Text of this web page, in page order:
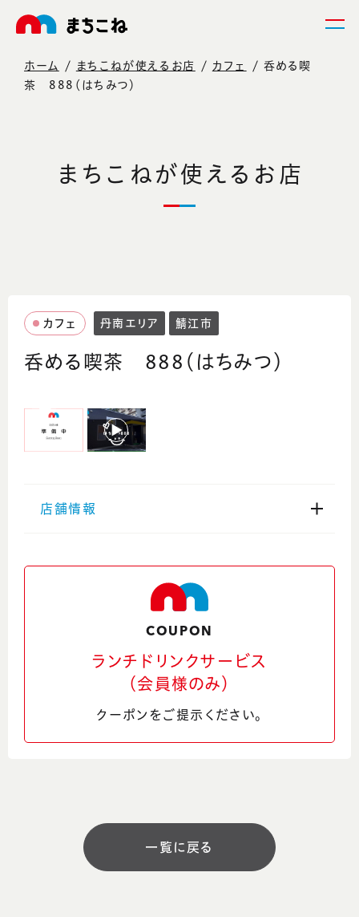
ホーム まちこねが使えるお店 カフェ
呑める喫
茶 888（はちみつ）
まちこねが使えるお店
カフェ 丹南エリア 鯖江市
呑める喫茶 888（はちみつ）
店舗情報
〒916-0046 福井県鯖江市横江町２丁目２
SNS
平日 8:00～20:00
土日祝日 14:00～22:00
COUPON
ランチドリンクサービス
（会員様のみ）
クーポンをご提示ください。
一覧に戻る